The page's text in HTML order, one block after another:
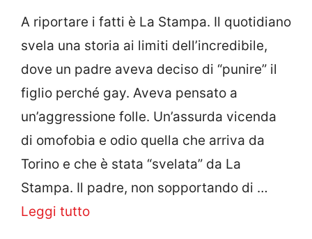
A riportare i fatti è La Stampa. Il quotidiano
svela una storia ai limiti dell’incredibile,
dove un padre aveva deciso di “punire” il
figlio perché gay. Aveva pensato a
un’aggressione folle. Un’assurda vicenda
di omofobia e odio quella che arriva da
Torino e che è stata “svelata” da La
Stampa. Il padre, non sopportando di …
Leggi tutto